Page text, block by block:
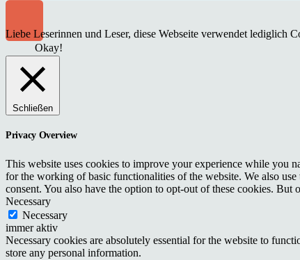
Liebe Leserinnen und Leser, diese Webseite verwendet lediglich
Okay!
Schließen
Privacy Overview
This website uses cookies to improve your experience while you
for the working of basic functionalities of the website. We also
consent. You also have the option to opt-out of these cookies.
Necessary
Necessary
immer aktiv
Necessary cookies are absolutely essential for the website to
store any personal information.